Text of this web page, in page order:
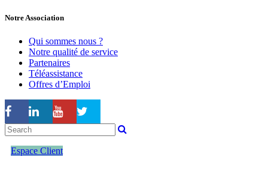
Notre Association
Qui sommes nous ?
Notre qualité de service
Partenaires
Téléassistance
Offres d’Emploi
Espace Client